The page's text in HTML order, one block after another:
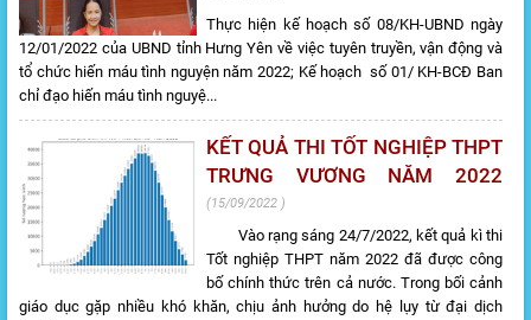
Thực hiện kế hoạch số 08/KH-UBND ngày
12/01/2022 của UBND tỉnh Hưng Yên về việc tuyên truyền, vận động và
tổ chức hiến máu tình nguyện năm 2022; Kế hoạch số 01/ KH-BCĐ Ban
chỉ đạo hiến máu tình nguyệ...
KẾT QUẢ THI TỐT NGHIỆP THPT
TRƯNG VƯƠNG NĂM 2022
15/09/2022
Vào rạng sáng 24/7/2022, kết quả kì thi
Tốt nghiệp THPT năm 2022 đã được công
bố chính thức trên cả nước. Trong bối cảnh
giáo dục gặp nhiều khó khăn, chịu ảnh hưởng do hệ lụy từ đại dịch